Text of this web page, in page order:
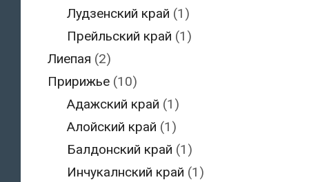
Лудзенский край (1)
Прейльский край (1)
Лиепая (2)
Пририжье(10)
Адажский край (1)
Алойский край (1)
Балдонский край (1)
Инчукалнский край (1)